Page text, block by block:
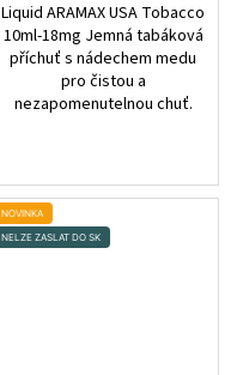
Liquid ARAMAX USA Tobacco
10ml-18mg Jemná tabáková
příchuť s nádechem medu
pro čistou a
nezapomenutelnou chuť.
NOVINKA
NELZE ZASLAT DO SK